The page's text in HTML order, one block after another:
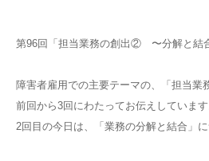
第96回「担当業務の創出② 〜分解と結
障害者雇用での主要テーマの、「担当業
前回から3回にわたってお伝えしています
2回目の今日は、「業務の分解と結合」に